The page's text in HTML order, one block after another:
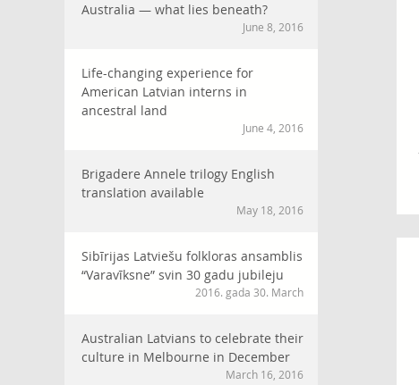
Australia — what lies beneath?
June 8, 2016
Life-changing experience for
American Latvian interns in
ancestral land
June 4, 2016
Brigadere Annele trilogy English
translation available
May 18, 2016
Sibīrijas Latviešu folkloras ansamblis
“Varavīksne” svin 30 gadu jubileju
2016. gada 30. March
Australian Latvians to celebrate their
culture in Melbourne in December
March 16, 2016